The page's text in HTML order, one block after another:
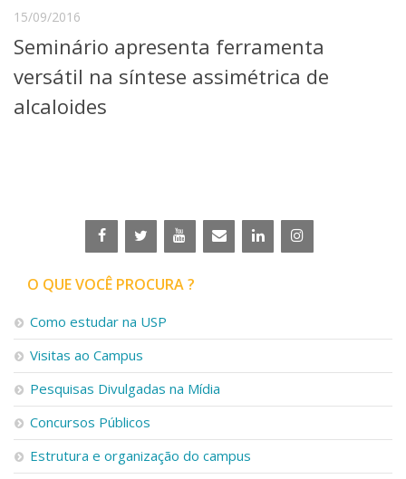
Núcleos e Comissões
Telefones e Mapas
Pessoas
Graduação
Linhas de Pesquisa
Centros, Núcleos e Projetos em Rede
Iniciação Científica
Empresas Juniores
Extensão à Comunidade
Projetos, Programas e Cursos
Artes, Cultura e Esportes
Museus e Espaços Interativos
Serviços
Bibliotecas
15/09/2016
Seminário apresenta ferramenta
versátil na síntese assimétrica de
alcaloides
O QUE VOCÊ PROCURA ?
Como estudar na USP
Visitas ao Campus
Pesquisas Divulgadas na Mídia
Concursos Públicos
Estrutura e organização do campus